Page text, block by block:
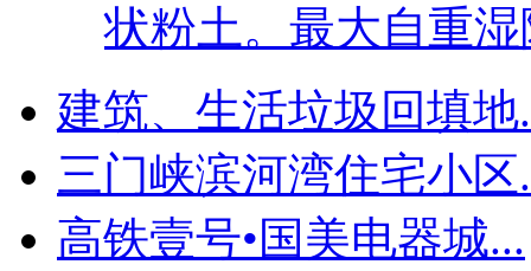
状粉土。最大自重湿
建筑、生活垃圾回填地
三门峡滨河湾住宅小区
高铁壹号•国美电器城...